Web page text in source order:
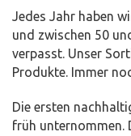
Jedes Jahr haben
und zwischen 50
verpasst. Unser
Produkte. Immer
Die ersten
früh unternommen.